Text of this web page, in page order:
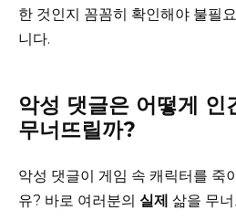
한 것인지 꼼꼼히 확인해야 불필
니다.
악성 댓글은 어떻게 인
무너뜨릴까?
악성 댓글이 게임 속 캐릭터를 죽
유? 바로 여러분의 실제 삶을 무